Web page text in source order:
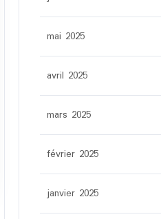
mai 2025
avril 2025
mars 2025
février 2025
janvier 2025